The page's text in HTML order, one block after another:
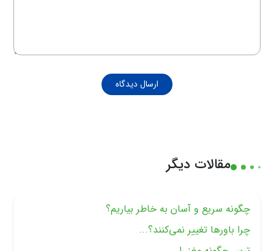
ارسال دیدگاه
مقالات دیگر
چگونه سریع و آسان به خاطر بیاریم؟
چرا باورها تغییر نمی‌کنند؟...